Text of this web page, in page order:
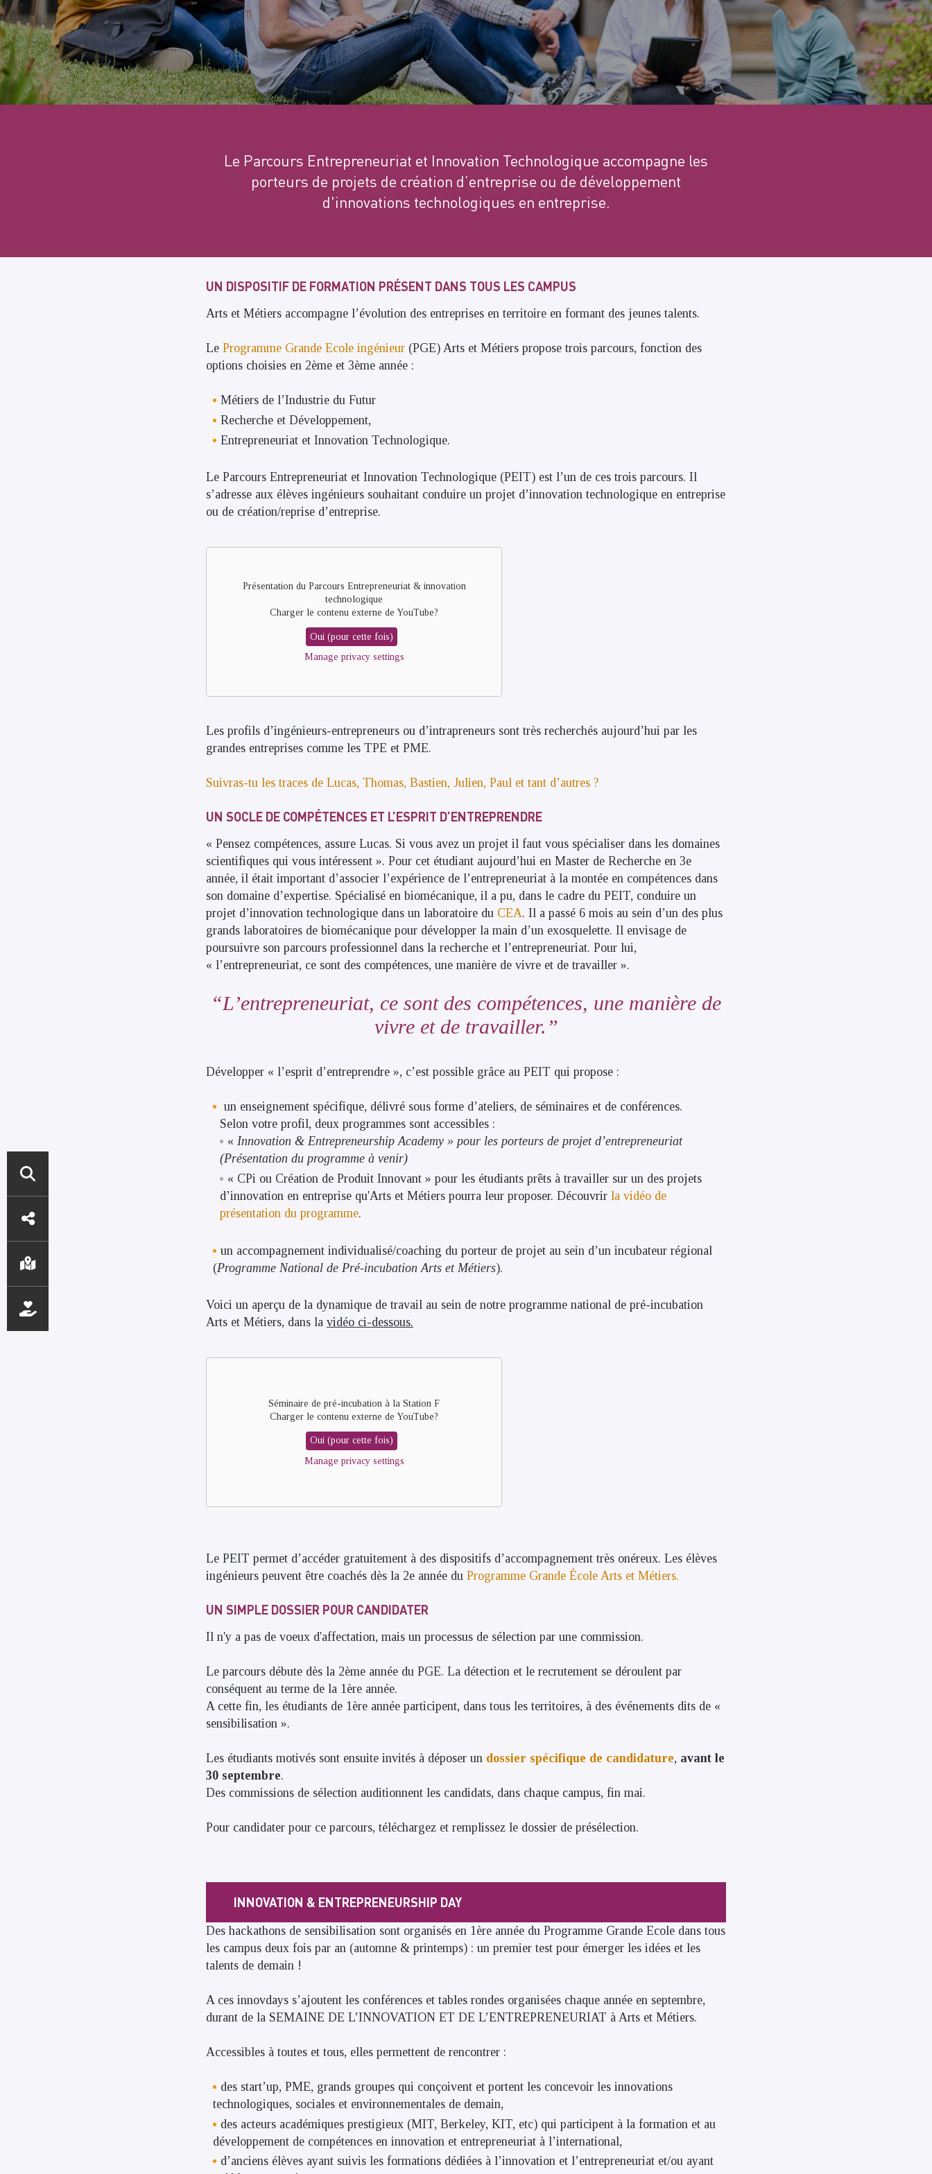
ACCÈS
DIRECTS
Le Parcours Entrepreneuriat et Innovation Technologique accompagne les
porteurs de projets de création d’entreprise ou de développement
d'innovations technologiques en entreprise.
UN DISPOSITIF DE FORMATION PRÉSENT DANS TOUS LES CAMPUS
Arts et Métiers accompagne l’évolution des entreprises en territoire en formant des jeunes talents.
Le Programme Grande Ecole ingénieur (PGE) Arts et Métiers propose trois parcours, fonction des
options choisies en 2ème et 3ème année :
Métiers de l’Industrie du Futur
Recherche et Développement,
Entrepreneuriat et Innovation Technologique.
Le Parcours Entrepreneuriat et Innovation Technologique (PEIT) est l’un de ces trois parcours. Il
s’adresse aux élèves ingénieurs souhaitant conduire un projet d’innovation technologique en entreprise
ou de création/reprise d’entreprise.
Remote
Présentation du Parcours Entrepreneuriat & innovation
technologique
Charger le contenu externe de YouTube?
Oui (pour cette fois)
Manage privacy settings
Les profils d’ingénieurs-entrepreneurs ou d’intrapreneurs sont très recherchés aujourd’hui par les
grandes entreprises comme les TPE et PME.
Suivras-tu les traces de Lucas, Thomas, Bastien, Julien, Paul et tant d’autres ?
UN SOCLE DE COMPÉTENCES ET L’ESPRIT D’ENTREPRENDRE
« Pensez compétences, assure Lucas. Si vous avez un projet il faut vous spécialiser dans les domaines
scientifiques qui vous intéressent ». Pour cet étudiant aujourd’hui en Master de Recherche en 3e
année, il était important d’associer l’expérience de l’entrepreneuriat à la montée en compétences dans
son domaine d’expertise. Spécialisé en biomécanique, il a pu, dans le cadre du PEIT, conduire un
projet d’innovation technologique dans un laboratoire du CEA. Il a passé 6 mois au sein d’un des plus
grands laboratoires de biomécanique pour développer la main d’un exosquelette. Il envisage de
poursuivre son parcours professionnel dans la recherche et l’entrepreneuriat. Pour lui,
« l’entrepreneuriat, ce sont des compétences, une manière de vivre et de travailler ».
L’entrepreneuriat, ce sont des compétences, une manière de
vivre et de travailler.
Développer « l’esprit d’entreprendre », c’est possible grâce au PEIT qui propose :
un enseignement spécifique, délivré sous forme d’ateliers, de séminaires et de conférences.
Selon votre profil, deux programmes sont accessibles :
« Innovation & Entrepreneurship Academy » pour les porteurs de projet d’entrepreneuriat
(Présentation du programme à venir)
« CPi ou Création de Produit Innovant » pour les étudiants prêts à travailler sur un des projets
d’innovation en entreprise qu'Arts et Métiers pourra leur proposer. Découvrir la vidéo de
présentation du programme.
un accompagnement individualisé/coaching du porteur de projet au sein d’un incubateur régional
(Programme National de Pré-incubation Arts et Métiers).
Voici un aperçu de la dynamique de travail au sein de notre programme national de pré-incubation
Arts et Métiers, dans la vidéo ci-dessous.
Remote
Séminaire de pré-incubation à la Station F
Charger le contenu externe de YouTube?
Oui (pour cette fois)
Manage privacy settings
Le PEIT permet d’accéder gratuitement à des dispositifs d’accompagnement très onéreux. Les élèves
ingénieurs peuvent être coachés dès la 2e année du Programme Grande École Arts et Métiers.
UN SIMPLE DOSSIER POUR CANDIDATER
Il n'y a pas de voeux d'affectation, mais un processus de sélection par une commission.
Le parcours débute dès la 2ème année du PGE. La détection et le recrutement se déroulent par
conséquent au terme de la 1ère année.
A cette fin, les étudiants de 1ère année participent, dans tous les territoires, à des événements dits de «
sensibilisation ».
Les étudiants motivés sont ensuite invités à déposer un dossier spécifique de candidature, avant le
30 septembre.
Des commissions de sélection auditionnent les candidats, dans chaque campus, fin mai.
Pour candidater pour ce parcours, téléchargez et remplissez le dossier de présélection.
INNOVATION & ENTREPRENEURSHIP DAY
Des hackathons de sensibilisation sont organisés en 1ère année du Programme Grande Ecole dans tous
les campus deux fois par an (automne & printemps) : un premier test pour émerger les idées et les
talents de demain !
A ces innovdays s’ajoutent les conférences et tables rondes organisées chaque année en septembre,
durant de la SEMAINE DE L’INNOVATION ET DE L’ENTREPRENEURIAT à Arts et Métiers.
Accessibles à toutes et tous, elles permettent de rencontrer :
des start’up, PME, grands groupes qui conçoivent et portent les concevoir les innovations
technologiques, sociales et environnementales de demain,
des acteurs académiques prestigieux (MIT, Berkeley, KIT, etc) qui participent à la formation et au
développement de compétences en innovation et entrepreneuriat à l’international,
d’anciens élèves ayant suivis les formations dédiées à l’innovation et l’entrepreneuriat et/ou ayant